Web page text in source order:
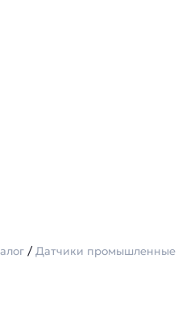
/Датчики промышленные